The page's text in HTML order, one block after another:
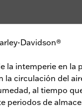
Davidson®
la intemperie en la
la circulación del
al tiempo
periodos de